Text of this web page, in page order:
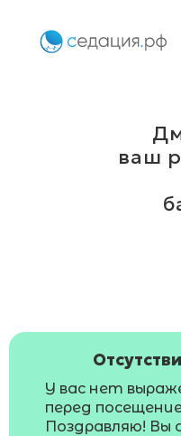
ваш
У вас нет
перед
Поздравляю! Вы